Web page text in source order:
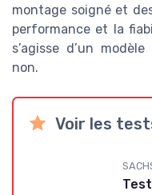
montage soigné et
performance et la
s’agisse d’un
non.
Voir les